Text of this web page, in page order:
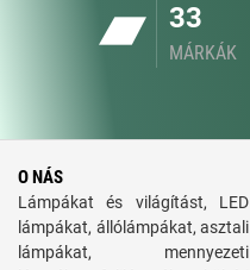
33
MÁRKÁK
O NÁS
Lámpákat és világítást, LED
lámpákat, állólámpákat, asztali
lámpákat, mennyezeti